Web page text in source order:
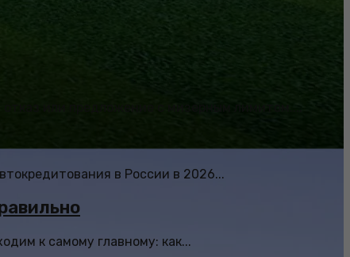
в России в 2026...
к самому главному: как...